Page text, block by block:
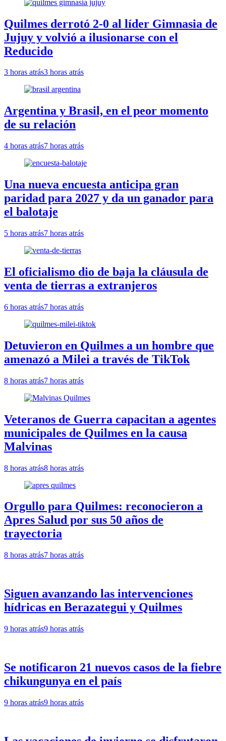
Quilmes derrotó 2-0 al líder Gimnasia de
Jujuy y volvió a ilusionarse con el
Reducido
3 horas atrás3 horas atrás
Argentina y Brasil, en el peor momento
de su relación
4 horas atrás7 horas atrás
Una nueva encuesta anticipa gran
paridad para 2027 y da un ganador para
el balotaje
5 horas atrás7 horas atrás
El oficialismo dio de baja la cláusula de
venta de tierras a extranjeros
6 horas atrás7 horas atrás
Detuvieron en Quilmes a un hombre que
amenazó a Milei a través de TikTok
8 horas atrás7 horas atrás
Veteranos de Guerra capacitan a agentes
municipales de Quilmes en la causa
Malvinas
8 horas atrás8 horas atrás
Orgullo para Quilmes: reconocieron a
Apres Salud por sus 50 años de
trayectoria
8 horas atrás7 horas atrás
Siguen avanzando las intervenciones
hídricas en Berazategui y Quilmes
9 horas atrás9 horas atrás
Se notificaron 21 nuevos casos de la fiebre
chikungunya en el país
9 horas atrás9 horas atrás